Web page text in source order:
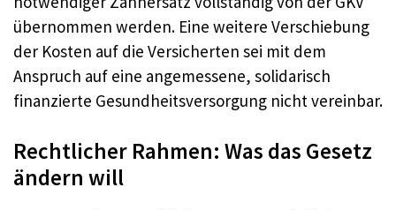
übernommen werden. Eine weitere Verschiebung
der Kosten auf die Versicherten sei mit dem
Anspruch auf eine angemessene, solidarisch
finanzierte Gesundheitsversorgung nicht vereinbar.
Rechtlicher Rahmen: Was das Gesetz
ändern will